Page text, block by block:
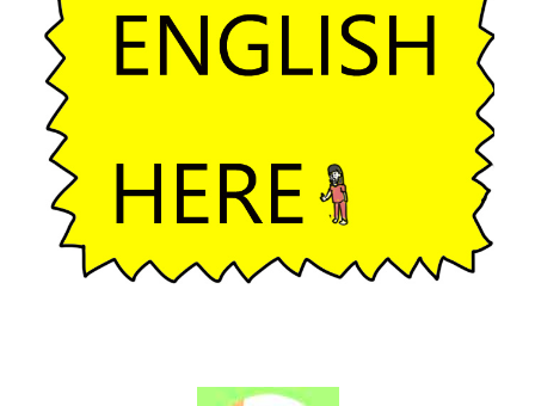
ョ
ン